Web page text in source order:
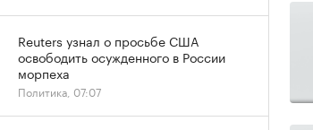
Reuters узнал о просьбе США
освободить осужденного в России
морпеха
Политика, 07:07